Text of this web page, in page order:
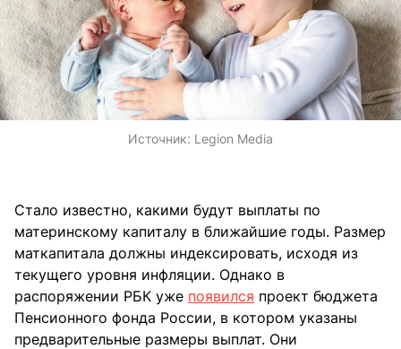
Источник: Legion Media
Стало известно, какими будут выплаты по
материнскому капиталу в ближайшие годы. Размер
маткапитала должны индексировать, исходя из
текущего уровня инфляции. Однако в
распоряжении РБК уже появился проект бюджета
Пенсионного фонда России, в котором указаны
предварительные размеры выплат. Они